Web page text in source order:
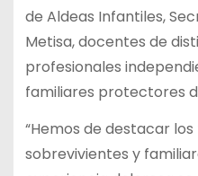
de Aldeas Infantiles,
Metisa, docentes de
profesionales
familiares protectores
“Hemos de destacar
sobrevivientes y